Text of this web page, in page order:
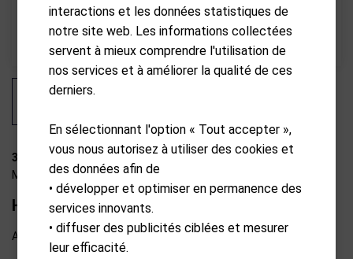
35-H0002
MKids
Hybrid lite 49"/125cm "RH" (hauteur)
Available from external warehouse
interactions et les données statistiques de
notre site web. Les informations collectées
servent à mieux comprendre l'utilisation de
nos services et à améliorer la qualité de ces
derniers.
En sélectionnant l'option « Tout accepter »,
vous nous autorisez à utiliser des cookies et
des données afin de
• développer et optimiser en permanence des
services innovants.
• diffuser des publicités ciblées et mesurer
leur efficacité.